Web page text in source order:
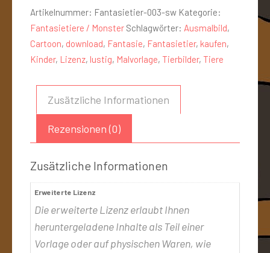
Artikelnummer: Fantasietier-003-sw Kategorie:
Fantasietiere / Monster Schlagwörter: Ausmalbild,
Cartoon, download, Fantasie, Fantasietier, kaufen,
Kinder, Lizenz, lustig, Malvorlage, Tierbilder, Tiere
Zusätzliche Informationen
Rezensionen (0)
Zusätzliche Informationen
Erweiterte Lizenz
Die erweiterte Lizenz erlaubt Ihnen
heruntergeladene Inhalte als Teil einer
Vorlage oder auf physischen Waren, wie